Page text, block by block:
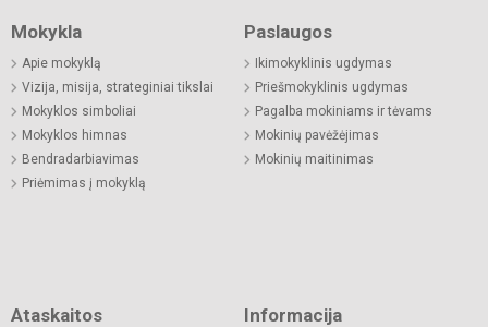
Mokykla
Apie mokyklą
Vizija, misija, strateginiai tikslai
Mokyklos simboliai
Mokyklos himnas
Bendradarbiavimas
Priėmimas į mokyklą
Paslaugos
Ikimokyklinis ugdymas
Priešmokyklinis ugdymas
Pagalba mokiniams ir tėvams
Mokinių pavėžėjimas
Mokinių maitinimas
Ataskaitos Informacija